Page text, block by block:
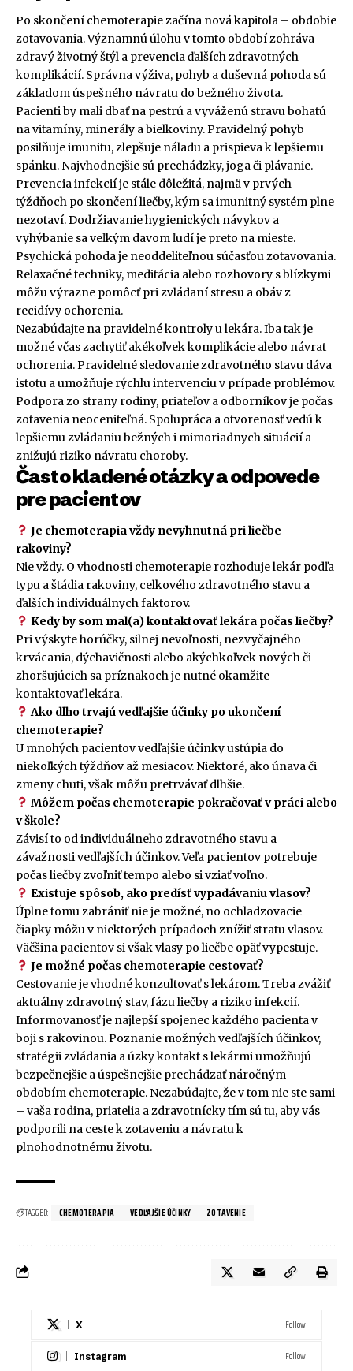
Po skončení chemoterapie začína nová kapitola – obdobie
zotavovania. Významnú úlohu v tomto období zohráva
zdravý životný štýl a prevencia ďalších zdravotných
komplikácií. Správna výživa, pohyb a duševná pohoda sú
základom úspešného návratu do bežného života.
Pacienti by mali dbať na pestrú a vyváženú stravu bohatú
na vitamíny, minerály a bielkoviny. Pravidelný pohyb
posilňuje imunitu, zlepšuje náladu a prispieva k lepšiemu
spánku. Najvhodnejšie sú prechádzky, joga či plávanie.
Prevencia infekcií je stále dôležitá, najmä v prvých
týždňoch po skončení liečby, kým sa imunitný systém plne
nezotaví. Dodržiavanie hygienických návykov a
vyhýbanie sa veľkým davom ľudí je preto na mieste.
Psychická pohoda je neoddeliteľnou súčasťou zotavovania.
Relaxačné techniky, meditácia alebo rozhovory s blízkymi
môžu výrazne pomôcť pri zvládaní stresu a obáv z
recidívy ochorenia.
Nezabúdajte na pravidelné kontroly u lekára. Iba tak je
možné včas zachytiť akékoľvek komplikácie alebo návrat
ochorenia. Pravidelné sledovanie zdravotného stavu dáva
istotu a umožňuje rýchlu intervenciu v prípade problémov.
Podpora zo strany rodiny, priateľov a odborníkov je počas
zotavenia neoceniteľná. Spolupráca a otvorenosť vedú k
lepšiemu zvládaniu bežných i mimoriadnych situácií a
znižujú riziko návratu choroby.
Často kladené otázky a odpovede
pre pacientov
Je chemoterapia vždy nevyhnutná pri liečbe
rakoviny?
Nie vždy. O vhodnosti chemoterapie rozhoduje lekár podľa
typu a štádia rakoviny, celkového zdravotného stavu a
ďalších individuálnych faktorov.
Kedy by som mal(a) kontaktovať lekára počas liečby?
Pri výskyte horúčky, silnej nevoľnosti, nezvyčajného
krvácania, dýchavičnosti alebo akýchkoľvek nových či
zhoršujúcich sa príznakoch je nutné okamžite
kontaktovať lekára.
Ako dlho trvajú vedľajšie účinky po ukončení
chemoterapie?
U mnohých pacientov vedľajšie účinky ustúpia do
niekoľkých týždňov až mesiacov. Niektoré, ako únava či
zmeny chuti, však môžu pretrvávať dlhšie.
Môžem počas chemoterapie pokračovať v práci alebo
v škole?
Závisí to od individuálneho zdravotného stavu a
závažnosti vedľajších účinkov. Veľa pacientov potrebuje
počas liečby zvoľniť tempo alebo si vziať voľno.
Existuje spôsob, ako predísť vypadávaniu vlasov?
Úplne tomu zabrániť nie je možné, no ochladzovacie
čiapky môžu v niektorých prípadoch znížiť stratu vlasov.
Väčšina pacientov si však vlasy po liečbe opäť vypestuje.
Je možné počas chemoterapie cestovať?
Cestovanie je vhodné konzultovať s lekárom. Treba zvážiť
aktuálny zdravotný stav, fázu liečby a riziko infekcií.
Informovanosť je najlepší spojenec každého pacienta v
boji s rakovinou. Poznanie možných vedľajších účinkov,
stratégii zvládania a úzky kontakt s lekármi umožňujú
bezpečnejšie a úspešnejšie prechádzať náročným
obdobím chemoterapie. Nezabúdajte, že v tom nie ste sami
– vaša rodina, priatelia a zdravotnícky tím sú tu, aby vás
podporili na ceste k zotaveniu a návratu k
plnohodnotnému životu.
TAGGED: CHEMOTERAPIA VEDĽAJŠIE ÚČINKY ZOTAVENIE
X Follow
Instagram Follow